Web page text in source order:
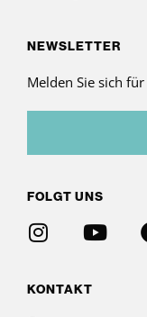
NEWSLETTER
Melden Sie sich
FOLGT UNS
KONTAKT